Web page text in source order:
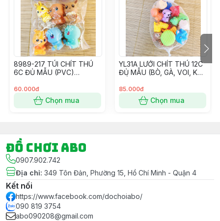
khi kết đơn nhé.
- Ngoài ra Shop còn có dịch vụ Gói Quà Miễn Phí khi
Khách hàng có Yêu Cầu cho mục đích tặng quà – Vui
lòng ghi chú Đơn hàng nếu có nhu cầu và cho Shop
xin thông tin màu Giấy gói luôn nhé.
#dochoi #dochoitreem #dochoichobe #dochoibegai
#dochoibetrai #dochoihoatoc #hoatoc #goiqua
#goiquamienphi
8989-217 TÚI CHÍT THÚ
6C ĐỦ MẪU (PVC)
60.000đ
Chọn mua
YL31A LƯỚI CHÍT THÚ 12C
ĐỦ MẪU (BÒ, GÀ, VOI, KHỈ,
85.000đ
Chọn mua
Đồ chơi ABO
0907.902.742
Địa chỉ: 349 Tôn Đản, Phường 15, Hồ Chí Minh - Quận 4
Kết nối
https://www.facebook.com/dochoiabo/
090 819 3754
abo090208@gmail.com